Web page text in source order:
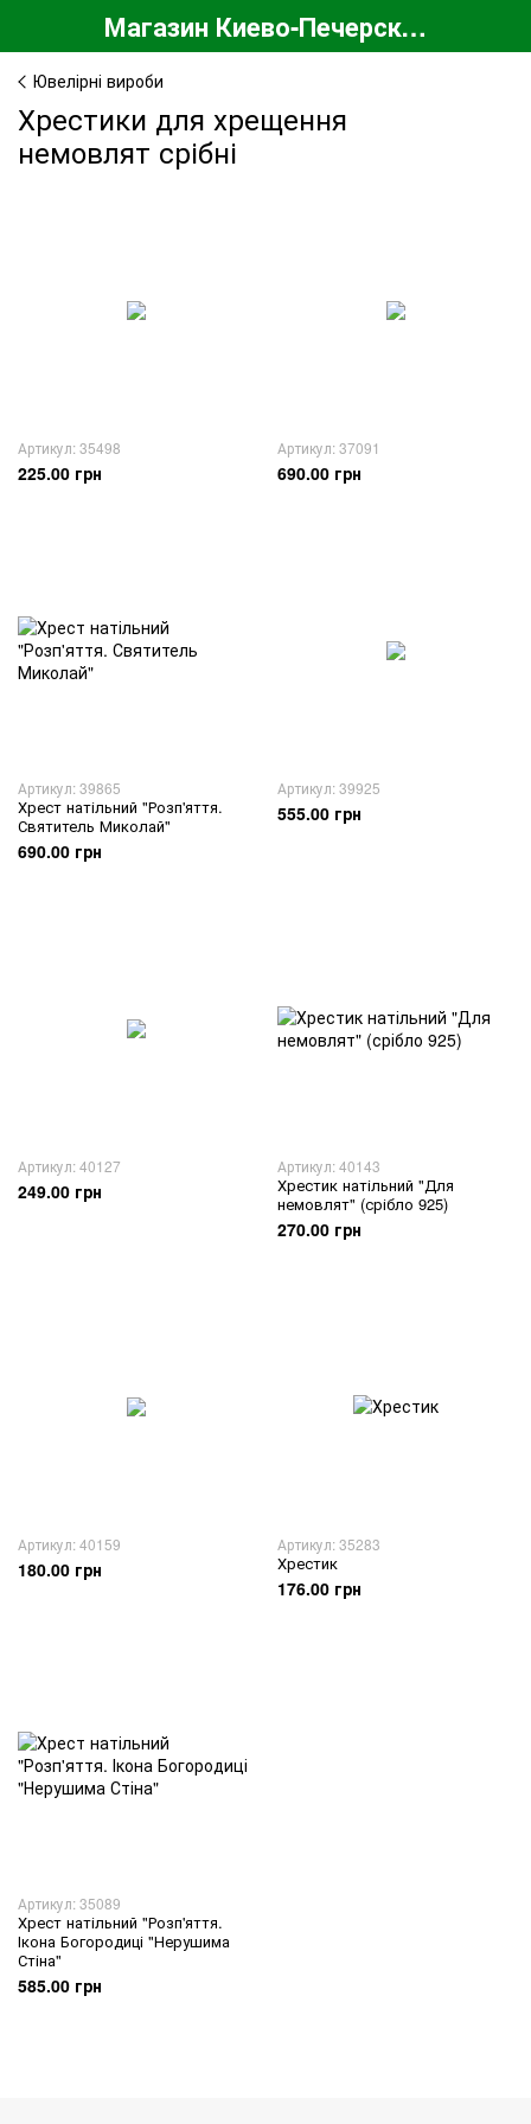
Магазин Киево-Печерской Лавры
Ювелірні вироби
Хрестики для хрещення
немовлят срібні
Артикул: 35498
225.00 грн
Артикул: 37091
690.00 грн
Артикул: 39865
Хрест натільний "Розп'яття.
Святитель Миколай"
690.00 грн
Артикул: 39925
555.00 грн
Артикул: 40127
249.00 грн
Артикул: 40143
Хрестик натільний "Для
немовлят" (срібло 925)
270.00 грн
Артикул: 40159
180.00 грн
Артикул: 35283
Хрестик
176.00 грн
Артикул: 35089
Хрест натільний "Розп'яття.
Ікона Богородиці "Нерушима
Стіна"
585.00 грн